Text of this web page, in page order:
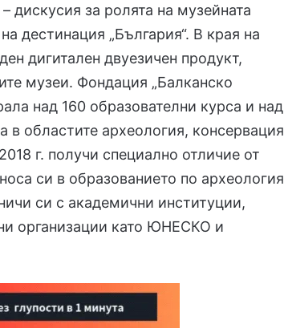
дискусия за ролята на музейната
дестинация „България“. В края на
дигитален двуезичен продукт,
музеи. Фондация „Балканско
над 160 образователни курса и над
в областите археология, консервация
г. получи специално отличие от
си в образованието по археология
си с академични институции,
организации като ЮНЕСКО и